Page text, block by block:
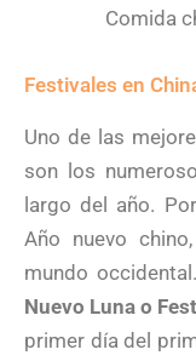
Comida
Festivales en
Uno de las
son los
largo del año.
Año nuevo
mundo
Nuevo Luna o
primer día del